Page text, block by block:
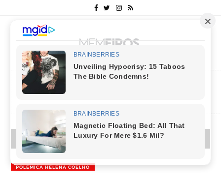
MENU
POLÉMICA HELENA COELHO